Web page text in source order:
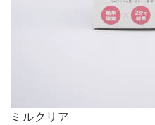
ミルクリア